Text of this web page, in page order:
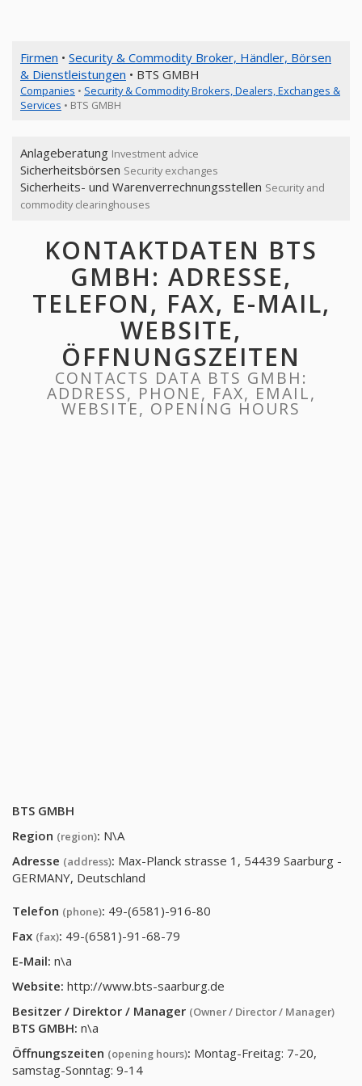
Firmen • Security & Commodity Broker, Händler, Börsen
& Dienstleistungen • BTS GMBH
Companies • Security & Commodity Brokers, Dealers, Exchanges &
Services • BTS GMBH
Anlageberatung Investment advice
Sicherheitsbörsen Security exchanges
Sicherheits- und Warenverrechnungsstellen Security and
commodity clearinghouses
KONTAKTDATEN BTS
GMBH: ADRESSE,
TELEFON, FAX, E-MAIL,
WEBSITE,
ÖFFNUNGSZEITEN
CONTACTS DATA BTS GMBH:
ADDRESS, PHONE, FAX, EMAIL,
WEBSITE, OPENING HOURS
BTS GMBH
Region (region): N\A
Adresse (address): Max-Planck strasse 1, 54439 Saarburg -
GERMANY, Deutschland
Telefon (phone): 49-(6581)-916-80
Fax (fax): 49-(6581)-91-68-79
E-Mail: n\a
Website: http://www.bts-saarburg.de
Besitzer / Direktor / Manager (Owner / Director / Manager)
BTS GMBH: n\a
Öffnungszeiten (opening hours): Montag-Freitag: 7-20,
samstag-Sonntag: 9-14